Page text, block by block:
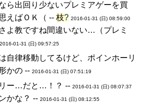
ら出回り少ないプレミアゲーを買
えばＯＫ（ -- 枝? 2016-01-31 (日) 08:59:00
よ教ですね間違いない…（プレミ
2016-01-31 (日) 09:57:25
自律移動してるけど、ポインホーリ
かの -- 2016-01-31 (日) 07:51:19
ー…だと…！？ -- 2016-01-31 (日) 08:07:37
かな？ -- 2016-01-31 (日) 08:12:55